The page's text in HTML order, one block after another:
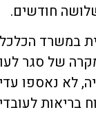
חודשים.
במשרד
של סגר
לא נאספו
בריאות